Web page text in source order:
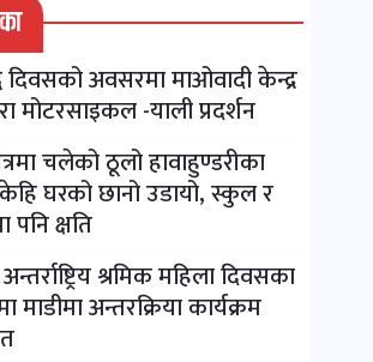
अवसरमा माओवादी केन्द्र
मोटरसाइकल -याली प्रदर्शन
चलेको ठूलो हावाहुण्डरीका
घरको छानो उडायो, स्कुल र
पनि क्षति
श्रमिक महिला दिवसका
माडीमा अन्तरक्रिया कार्यक्रम